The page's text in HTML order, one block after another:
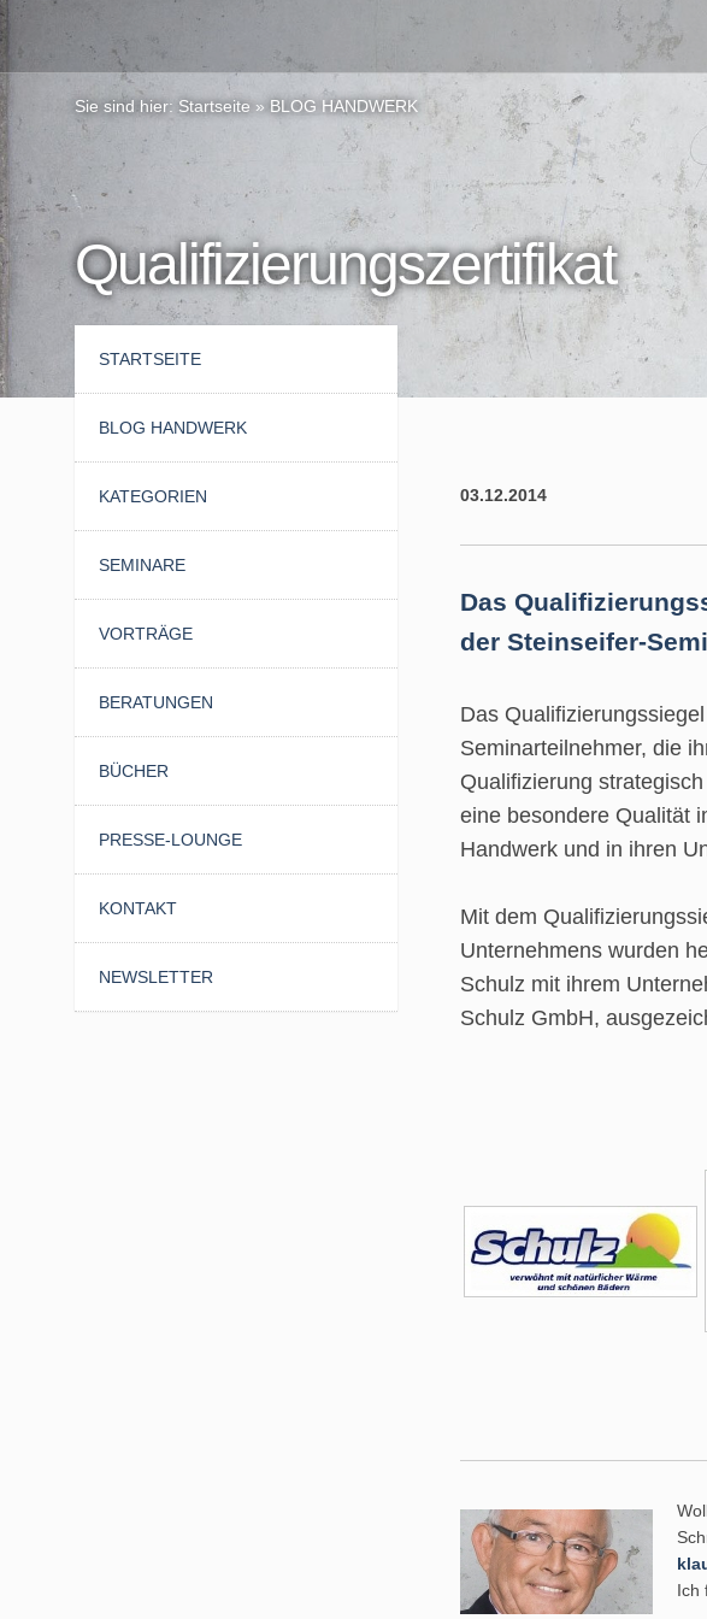
Sie sind hier: Startseite » BLOG HANDWERK
Qualifizierungszertifikat
STARTSEITE
BLOG HANDWERK
KATEGORIEN
SEMINARE
VORTRÄGE
BERATUNGEN
BÜCHER
PRESSE-LOUNGE
KONTAKT
NEWSLETTER
03.12.2014
Das
der Steinseifer-
Das
Seminarteilnehmer, die
Qualifizierung
eine besondere Qualität
Handwerk und in ihren
Mit dem
Unternehmens wurden
Schulz mit ihrem
Schulz GmbH,
Ich